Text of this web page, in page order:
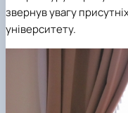
звернув увагу
університету.